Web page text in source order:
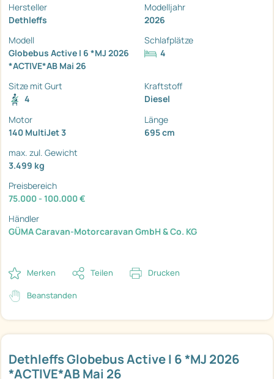
Dethleffs Globebus Active I 6 *MJ 2026
*ACTIVE*AB Mai 26
Hersteller
Dethleffs
Modelljahr
2026
Modell
Globebus Active I 6 *MJ 2026
*ACTIVE*AB Mai 26
Schlafplätze
4
Sitze mit Gurt
4
Kraftstoff
Diesel
Motor
140 MultiJet 3
Länge
695 cm
max. zul. Gewicht
3.499 kg
Preisbereich
75.000 - 100.000 €
Händler
GÜMA Caravan-Motorcaravan GmbH & Co. KG
Merken Teilen Drucken
Beanstanden